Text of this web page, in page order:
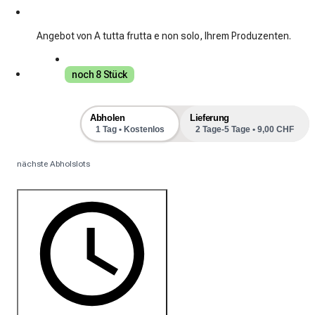
Angebot von A tutta frutta e non solo, Ihrem Produzenten.
noch 8 Stück
Abholen
1 Tag • Kostenlos
Lieferung
2 Tage-5 Tage • 9,00 CHF
nächste Abholslots